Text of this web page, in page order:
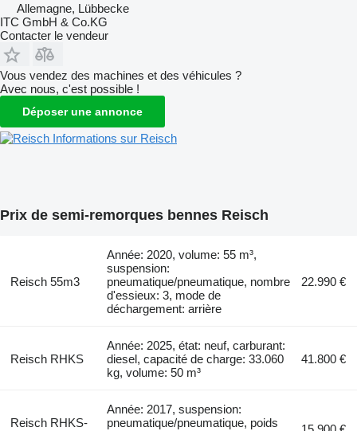
Allemagne, Lübbecke
ITC GmbH & Co.KG
Contacter le vendeur
Vous vendez des machines et des véhicules ?
Avec nous, c'est possible !
Déposer une annonce
Informations sur Reisch
Prix de semi-remorques bennes Reisch
Reisch 55m3
Année: 2020, volume: 55 m³,
suspension:
pneumatique/pneumatique, nombre
d'essieux: 3, mode de
déchargement: arrière
22.990 €
Reisch RHKS
Année: 2025, état: neuf, carburant:
diesel, capacité de charge: 33.060
kg, volume: 50 m³
41.800 €
Reisch RHKS-
Année: 2017, suspension:
pneumatique/pneumatique, poids